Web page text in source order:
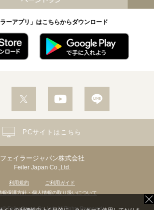
ラーアプリ」はこちらからダウンロード
フェイラージャパン株式会社
Feiler Japan Co.,Ltd.
利用規約
ご利用ガイド
報保護方針・個人情報の取り扱いについて
Feiler Japan Co.,Ltd. All Rights Reserved.
PCサイトはこちら